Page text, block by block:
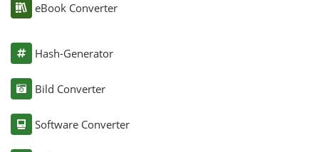
eBook Converter
Hash-Generator
Bild Converter
Software Converter